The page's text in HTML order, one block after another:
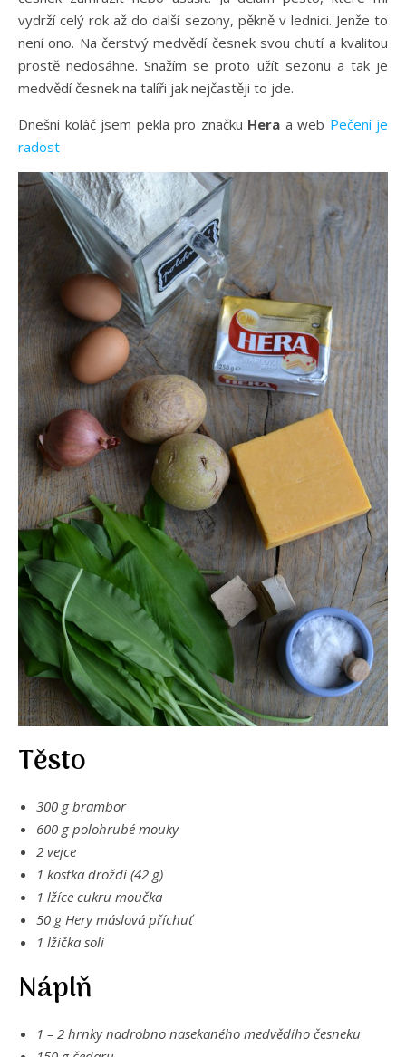
vydrží celý rok až do další sezony, pěkně v lednici. Jenže to
není ono. Na čerstvý medvědí česnek svou chutí a kvalitou
prostě nedosáhne. Snažím se proto užít sezonu a tak je
medvědí česnek na talíři jak nejčastěji to jde.
Dnešní koláč jsem pekla pro značku Hera a web Pečení je
radost
Těsto
300 g brambor
600 g polohrubé mouky
2 vejce
1 kostka droždí (42 g)
1 lžíce cukru moučka
50 g Hery máslová příchuť
1 lžička soli
Náplň
1 – 2 hrnky nadrobno nasekaného medvědího česneku